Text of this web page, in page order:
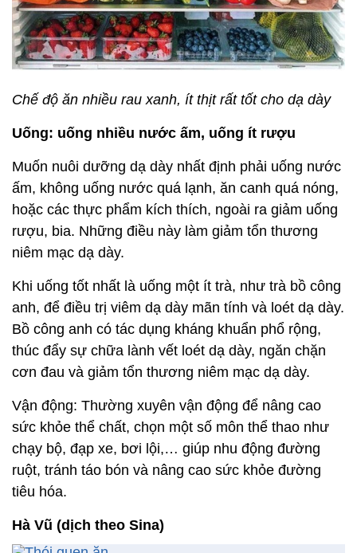
Chế độ ăn nhiều rau xanh, ít thịt rất tốt cho dạ dày
Uống: uống nhiều nước ấm, uống ít rượu
Muốn nuôi dưỡng dạ dày nhất định phải uống nước
ấm, không uống nước quá lạnh, ăn canh quá nóng,
hoặc các thực phẩm kích thích, ngoài ra giảm uống
rượu, bia. Những điều này làm giảm tổn thương
niêm mạc dạ dày.
Khi uống tốt nhất là uống một ít trà, như trà bồ công
anh, để điều trị viêm dạ dày mãn tính và loét dạ dày.
Bồ công anh có tác dụng kháng khuẩn phổ rộng,
thúc đẩy sự chữa lành vết loét dạ dày, ngăn chặn
cơn đau và giảm tổn thương niêm mạc dạ dày.
Vận động: Thường xuyên vận động để nâng cao
sức khỏe thể chất, chọn một số môn thể thao như
chạy bộ, đạp xe, bơi lội,… giúp nhu động đường
ruột, tránh táo bón và nâng cao sức khỏe đường
tiêu hóa.
Hà Vũ (dịch theo Sina)